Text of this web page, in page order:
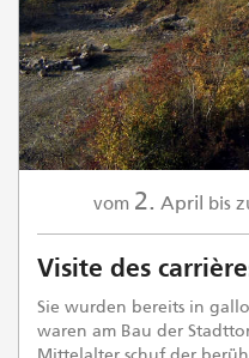
vom 2. April bis
Visite des
Sie wurden bereits in
waren am Bau der